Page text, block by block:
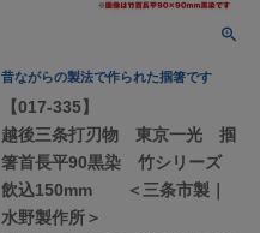
昔ながらの製法で作られた掴箸です
【017-335】
越後三条打刃物 東京一光 掴
箸首長平90黒染 竹シリーズ
飲込150mm ＜三条市製｜
水野製作所＞